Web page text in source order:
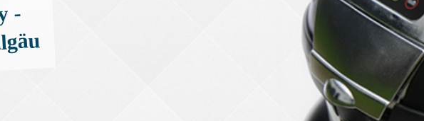
-